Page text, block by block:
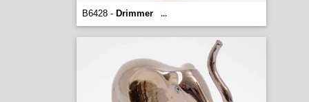
B6428 - Drimmer ...